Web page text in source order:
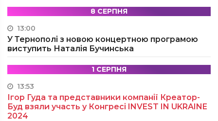
8 СЕРПНЯ
13:00
У Тернополі з новою концертною програмою
виступить Наталія Бучинська
1 СЕРПНЯ
13:53
Ігор Гуда та представники компанії Креатор-
Буд взяли участь у Конгресі INVEST IN UKRAINE
2024